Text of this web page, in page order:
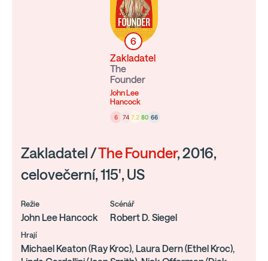
6
Zakladatel
The
Founder
John Lee
Hancock
6 74 7.2 80 66
Zakladatel /The Founder, 2016,
celovečerní, 115', US
Režie
John Lee Hancock
Scénář
Robert D. Siegel
Hrají
Michael Keaton (Ray Kroc), Laura Dern (Ethel Kroc),